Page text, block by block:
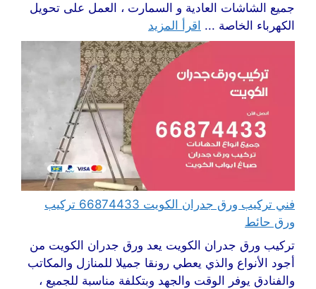
جميع الشاشات العادية و السمارت ، العمل على تحويل
الكهرباء الخاصة ... اقرأ المزيد
فني تركيب ورق جدران الكويت 66874433 تركيب
ورق حائط
تركيب ورق جدران الكويت يعد ورق جدران الكويت من
أجود الأنواع والذي يعطي رونقا جميلا للمنازل والمكاتب
والفنادق يوفر الوقت والجهد وبتكلفة مناسبة للجميع ،